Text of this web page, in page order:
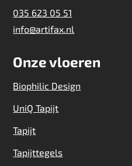
035 623 05 51
info@artifax.nl
Onze vloeren
Biophilic Design
UniQ Tapijt
Tapijt
Tapijttegels